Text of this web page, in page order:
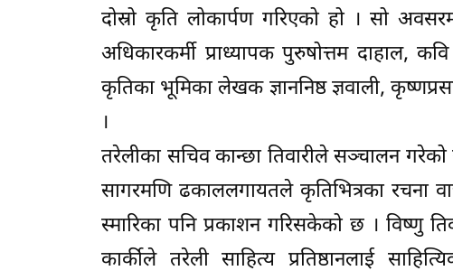
दोस्रो कृति लोकार्पण गरिएको हो । सो
अधिकारकर्मी प्राध्यापक पुरुषोत्तम दाहाल,
कृतिका भूमिका लेखक ज्ञाननिष्ठ ज्ञवाली,
।
तरेलीका सचिव कान्छा तिवारीले सञ्चालन गरेको
सागरमणि ढकाललगायतले कृतिभित्रका रचना
स्मारिका पनि प्रकाशन गरिसकेको छ । विष्णु
कार्कीले तरेली साहित्य प्रतिष्ठानलाई